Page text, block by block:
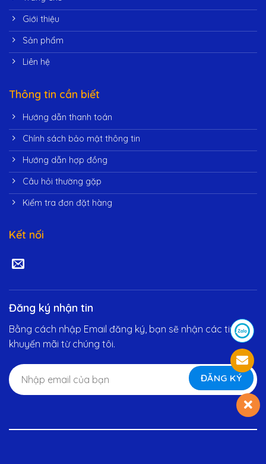
Giới thiệu
Sản phẩm
Liên hệ
Thông tin cần biết
Hướng dẫn thanh toán
Chính sách bảo mật thông tin
Hướng dẫn hợp đồng
Câu hỏi thường gặp
Kiểm tra đơn đặt hàng
Kết nối
Đăng ký nhận tin
Bằng cách nhập Email đăng ký, bạn sẽ nhận các tin
khuyến mãi từ chúng tôi.